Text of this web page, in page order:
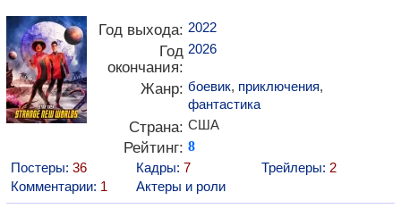
Год выхода: 2022
Год
окончания:
2026
Жанр: боевик, приключения,
фантастика
Страна: США
Рейтинг: 8
Постеры: 36 Кадры: 7 Трейлеры: 2
Комментарии: 1 Актеры и роли